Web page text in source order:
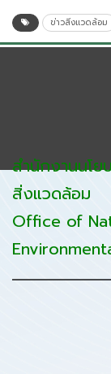
ข่าวสิ่งแวดล้อม
สำนักงานนโย
สิ่งแวดล้อม
Office of